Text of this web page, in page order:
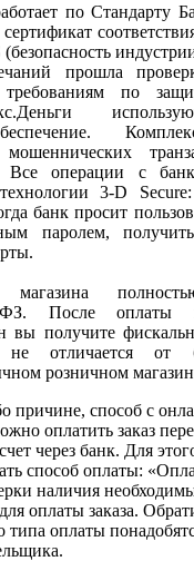
по Стандарту
(безопасность
прошла
требованиям по
Все операции с
3-D
банк просит
паролем,
ФЗ. После оплаты
вы получите
отличается от
розничном
причине, способ с
оплатить заказ
через банк. Для
способ оплаты:
наличия
оплаты заказа.
типа оплаты